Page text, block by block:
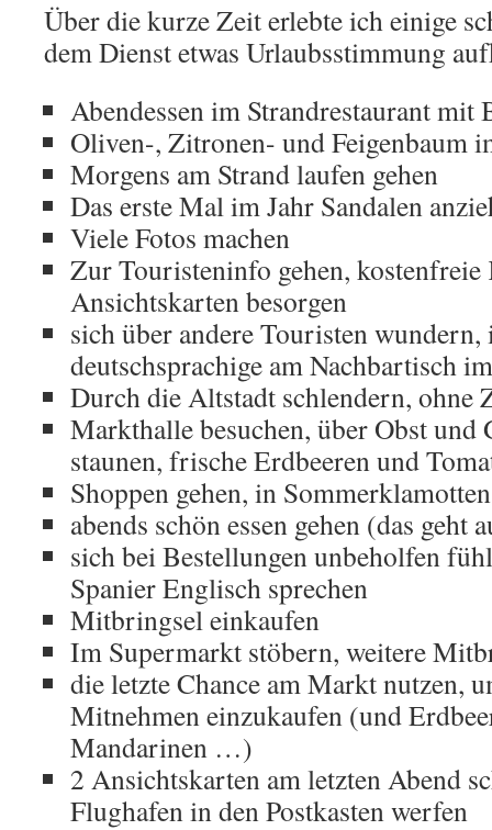
Über die kurze Zeit erlebte ich einige
dem Dienst etwas Urlaubsstimmung
Abendessen im Strandrestaurant mit
Oliven-, Zitronen- und Feigenbaum
Morgens am Strand laufen gehen
Das erste Mal im Jahr Sandalen
Viele Fotos machen
Zur Touristeninfo gehen, kostenfreie
Ansichtskarten besorgen
sich über andere Touristen wundern,
deutschsprachige am Nachbartisch
Durch die Altstadt schlendern, ohne
Markthalle besuchen, über Obst und
staunen, frische Erdbeeren und
Shoppen gehen, in
abends schön essen gehen (das geht
sich bei Bestellungen unbeholfen
Spanier Englisch sprechen
Mitbringsel einkaufen
Im Supermarkt stöbern, weitere
die letzte Chance am Markt nutzen,
Mitnehmen einzukaufen (und
Mandarinen …)
2 Ansichtskarten am letzten Abend
Flughafen in den Postkasten werfen